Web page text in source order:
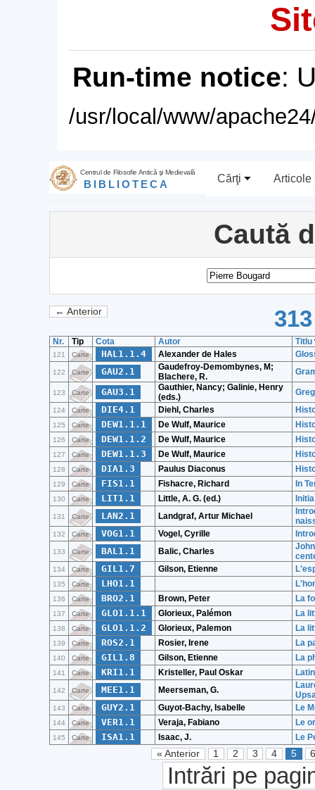
Run-time notice:
/usr/local/www/
Centrul de Filosofie Antică şi Medievală
BIBLIOTECA Cărţi Articole
Caută
← Anterior
Nr. Tip Cota Autor Titlu
121 Carte HAL1.1.4 Alexander de Hales
122 Carte GAU2.1
Gaudefroy-Demombynes, M;
Blachere, R.
123 Carte GAU3.1
Gauthier, Nancy; Galinie, Henry
(eds.)
124 Carte DIE4.1 Diehl, Charles
125 Carte DEW1.1.1 De Wulf, Maurice
126 Carte DEW1.1.2 De Wulf, Maurice
127 Carte DEW1.1.3 De Wulf, Maurice
128 Carte DIA1.3 Paulus Diaconus
129 Carte FIS1.1 Fishacre, Richard In
130 Carte LIT1.1 Little, A. G. (ed.)
131 Carte LAN2.1 Landgraf, Artur Michael
132 Carte VOG1.1 Vogel, Cyrille
133 Carte BAL1.1 Balic, Charles
134 Carte GIL1.7 Gilson, Etienne
135 Carte LHO1.1
136 Carte BRO2.1 Brown, Peter La
137 Carte GLO1.1.1 Glorieux, Palémon La
138 Carte GLO1.1.2 Glorieux, Palemon La
139 Carte ROS2.1 Rosier, Irene La
140 Carte GIL1.8 Gilson, Etienne La
141 Carte KRI1.1 Kristeller, Paul Oskar
142 Carte MEE1.1 Meerseman, G.
143 Carte GUY2.1 Guyot-Bachy, Isabelle Le
144 Carte VER1.1 Veraja, Fabiano Le
145 Carte ISA1.1 Isaac, J. Le
« Anterior 1 2 3 4 5
Intrări pe